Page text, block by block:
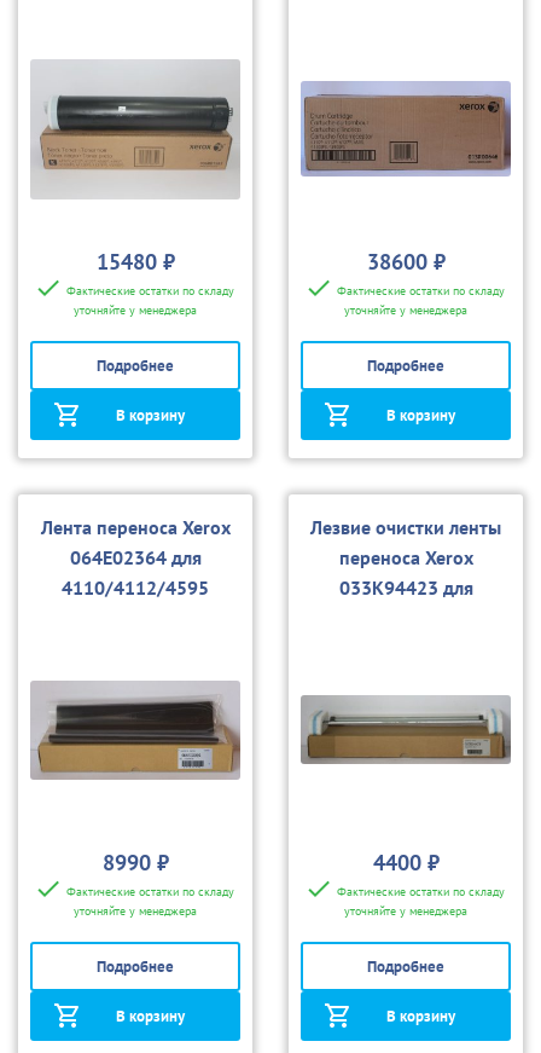
15480 ₽
Фактические остатки по складу
уточняйте у менеджера
Подробнее
В корзину
38600 ₽
Фактические остатки по складу
уточняйте у менеджера
Подробнее
В корзину
Лента переноса Xerox
064E02364 для
4110/4112/4595
8990 ₽
Фактические остатки по складу
уточняйте у менеджера
Подробнее
В корзину
Лезвие очистки ленты
переноса Xerox
033K94423 для
4400 ₽
Фактические остатки по складу
уточняйте у менеджера
Подробнее
В корзину